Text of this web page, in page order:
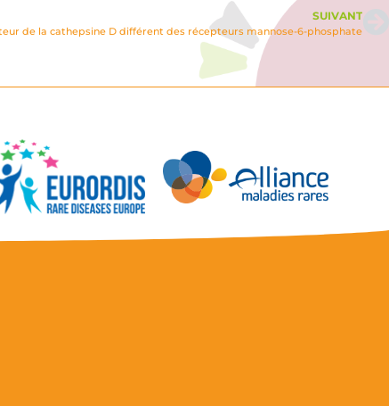
SUIVANT
de la cathepsine D différent des récepteurs mannose-6-phosphate